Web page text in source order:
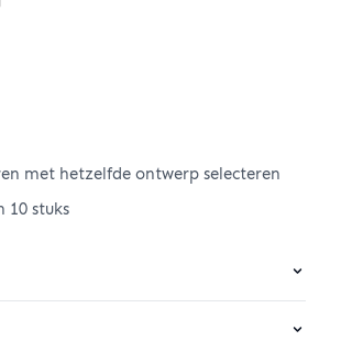
met hetzelfde ontwerp selecteren
stuks